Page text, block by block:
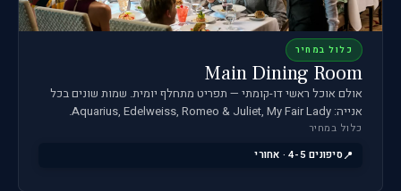
כלול במחיר
Main Dining Room
אולם אוכל ראשי דו-קומתי — תפריט מתחלף יומית. שמות שונים בכל
אנייה: Aquarius, Edelweiss, Romeo & Juliet, My Fair Lady.
כלול במחיר
סיפונים 4-5 · אחורי